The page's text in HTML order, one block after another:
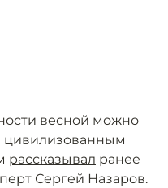
весной можно
цивилизованным
рассказывал ранее
Сергей Назаров.